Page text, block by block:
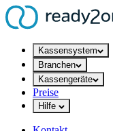
Kassensystem
Branchen
Kassengeräte
Preise
Hilfe